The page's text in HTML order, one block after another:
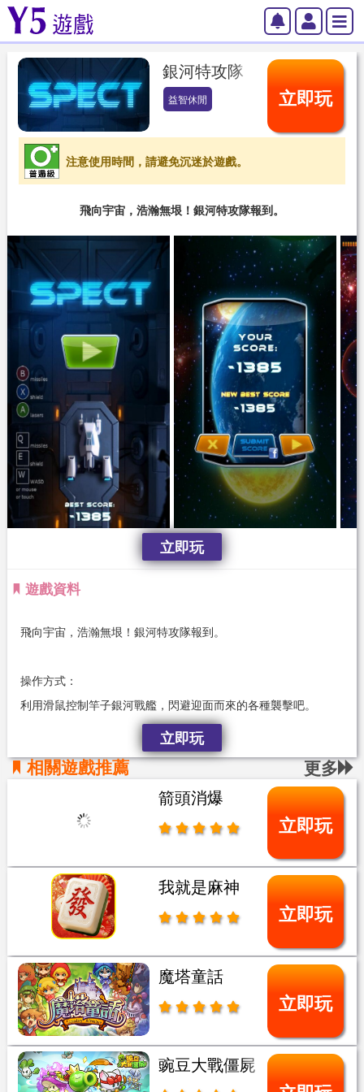
銀河特攻隊
益智休閒 立即玩
注意使用時間，請避免沉迷於遊戲。
飛向宇宙，浩瀚無垠！銀河特攻隊報到。
立即玩
遊戲資料
飛向宇宙，浩瀚無垠！銀河特攻隊報到。
操作方式：
利用滑鼠控制竿子銀河戰艦，閃避迎面而來的各種襲擊吧。
立即玩
相關遊戲推薦
更多
箭頭消爆
立即玩
我就是麻神
立即玩
魔塔童話
立即玩
豌豆大戰僵屍